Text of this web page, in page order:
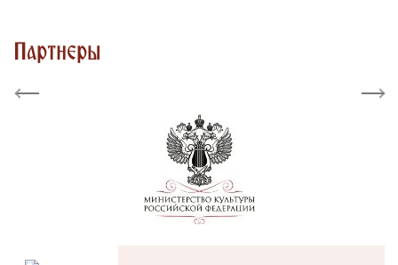
Партнеры
Previous Next